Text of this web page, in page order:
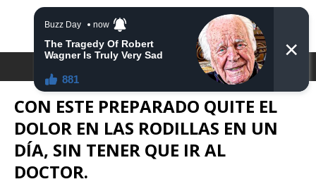
DESTACA2
CON ESTE PREPARADO QUITE EL
DOLOR EN LAS RODILLAS EN UN
DÍA, SIN TENER QUE IR AL
DOCTOR.